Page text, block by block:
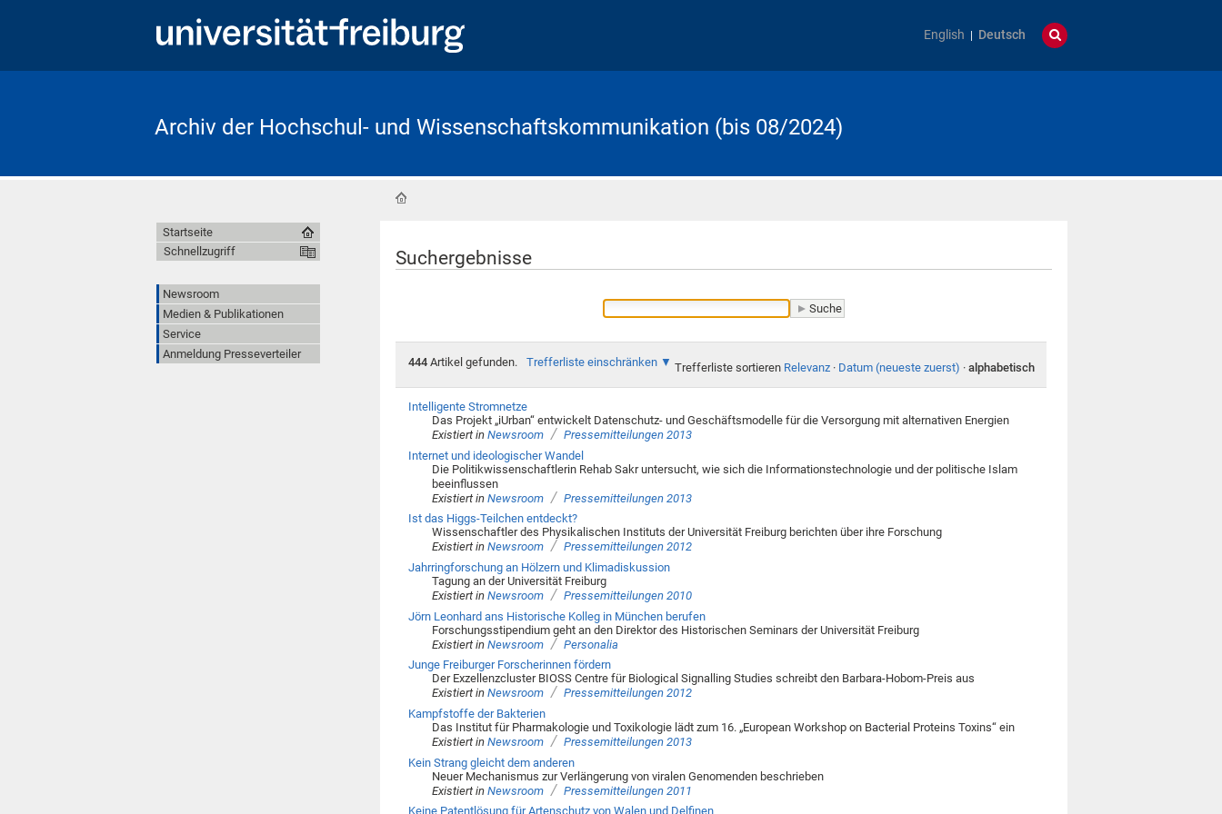
English Deutsch
Archiv der Hochschul- und Wissenschaftskommunikation (bis 08/2024)
Suchergebnisse
444Artikel gefunden. Trefferliste einschränken Trefferliste sortieren Relevanz · Datum (neueste zuerst) · alphabetisch
Intelligente Stromnetze
Das Projekt „iUrban“ entwickelt Datenschutz- und Geschäftsmodelle für die Versorgung mit alternativen Energien
Existiert in Newsroom / Pressemitteilungen 2013
Internet und ideologischer Wandel
Die Politikwissenschaftlerin Rehab Sakr untersucht, wie sich die Informationstechnologie und der politische Islam
beeinflussen
Existiert in Newsroom / Pressemitteilungen 2013
Ist das Higgs-Teilchen entdeckt?
Wissenschaftler des Physikalischen Instituts der Universität Freiburg berichten über ihre Forschung
Existiert in Newsroom / Pressemitteilungen 2012
Jahrringforschung an Hölzern und Klimadiskussion
Tagung an der Universität Freiburg
Existiert in Newsroom / Pressemitteilungen 2010
Jörn Leonhard ans Historische Kolleg in München berufen
Forschungsstipendium geht an den Direktor des Historischen Seminars der Universität Freiburg
Existiert in Newsroom / Personalia
Junge Freiburger Forscherinnen fördern
Der Exzellenzcluster BIOSS Centre für Biological Signalling Studies schreibt den Barbara-Hobom-Preis aus
Existiert in Newsroom / Pressemitteilungen 2012
Kampfstoffe der Bakterien
Das Institut für Pharmakologie und Toxikologie lädt zum 16. „European Workshop on Bacterial Proteins Toxins“ ein
Existiert in Newsroom / Pressemitteilungen 2013
Kein Strang gleicht dem anderen
Neuer Mechanismus zur Verlängerung von viralen Genomenden beschrieben
Existiert in Newsroom / Pressemitteilungen 2011
Keine Patentlösung für Artenschutz von Walen und Delfinen
Startseite
Schnellzugriff
Newsroom
Medien & Publikationen
Service
Anmeldung Presseverteiler